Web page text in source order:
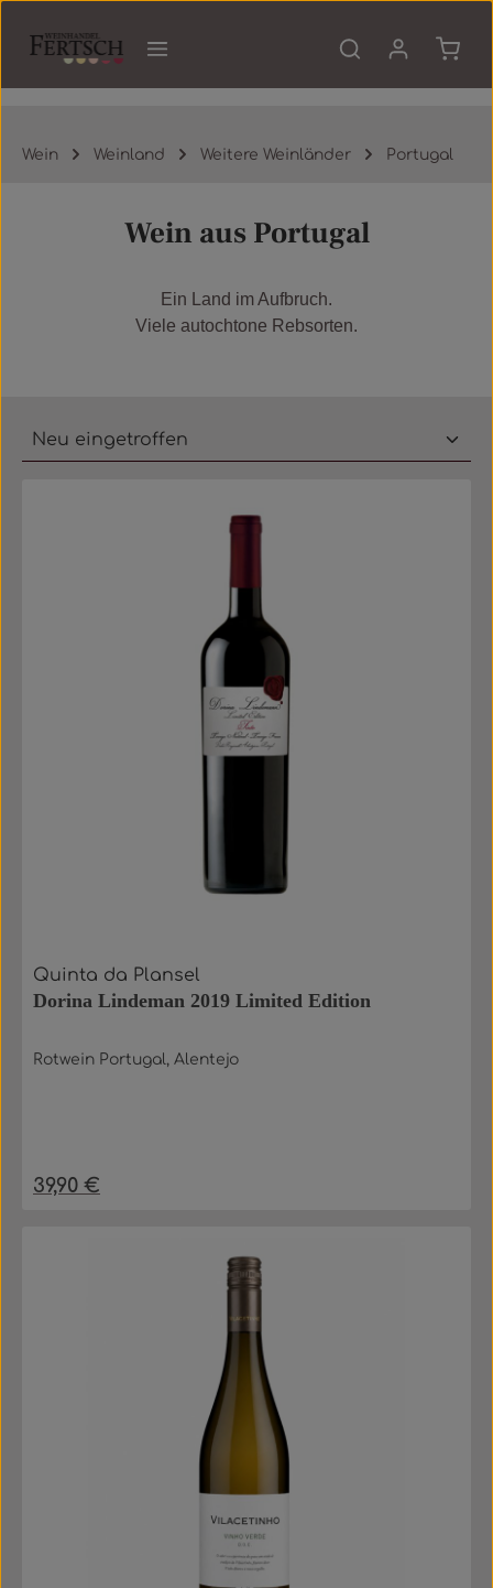
Wein Weinland Weitere Weinländer Portugal
Wein aus Portugal
Ein Land im Aufbruch.
Viele autochtone Rebsorten.
Quinta da Plansel
Dorina Lindeman 2019 Limited Edition
Rotwein Portugal, Alentejo
Regulärer Preis:
39,90 €